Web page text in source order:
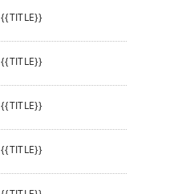
{{TITLE}}
{{TITLE}}
{{TITLE}}
{{TITLE}}